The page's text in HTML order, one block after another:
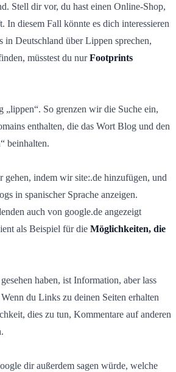
Stell dir vor, du hast einen Online-Shop,
In diesem Fall könnte es dich interessieren
in Deutschland über Lippen sprechen,
müsstest du nurFootprints
„lippen“. So grenzen wir die Suche ein,
enthalten, die das Wort Blog und den
beinhalten.
gehen, indem wir site:.de hinzufügen, und
in spanischer Sprache anzeigen.
auch von google.de angezeigt
als Beispiel für die Möglichkeiten, die
haben, ist Information, aber lass
Wenn du Links zu deinen Seiten erhalten
dies zu tun, Kommentare auf anderen
dir außerdem sagen würde, welche